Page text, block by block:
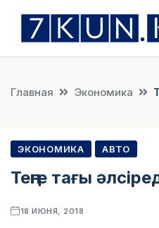
Главная Экономика
ЭКОНОМИКА АВТО
Теңге тағы
18 ИЮНЯ, 2018